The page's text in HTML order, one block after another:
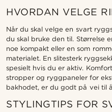
HVORDAN VELGE
Når du skal velge en svart
du skal bruke den til. Størrelse
noe kompakt eller en som
materialet. En slitesterk
spesielt hvis du er aktiv.
stropper og ryggpaneler for
bakhodet, er du godt på vei til
STYLINGTIPS FOR